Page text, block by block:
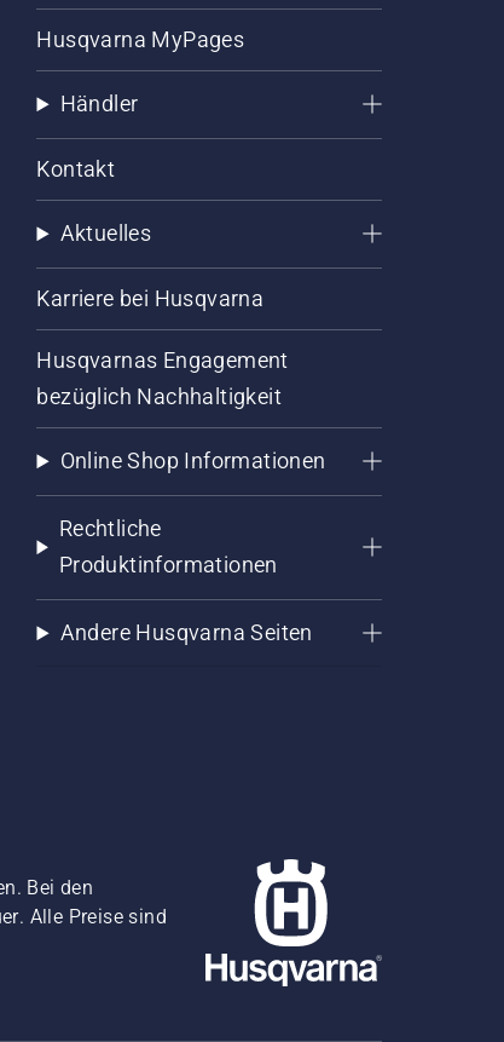
Husqvarna MyPages
Händler
Kontakt
Aktuelles
Karriere bei Husqvarna
Husqvarnas Engagement
bezüglich Nachhaltigkeit
Online Shop Informationen
Rechtliche
Produktinformationen
Andere Husqvarna Seiten
Bei den
Alle Preise sind